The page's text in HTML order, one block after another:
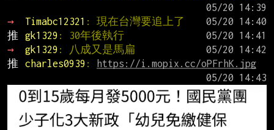
→
Timabc12321 : 現在台灣要追上了
推
gk1329 : 30年後執行
→
gk1329 : 八成又是馬扁
推
charles0939 :
https://i.mopix.cc/oPFrhK.jpg